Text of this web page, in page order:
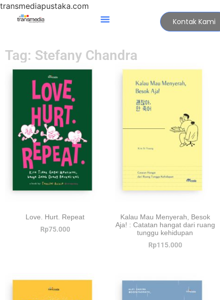
transmediapustaka.com
Kontak Kami
Tag: Stefany Chandra
Love. Hurt. Repeat
Rp75.000
Kalau Mau Menyerah, Besok
Aja! : Catatan hangat dari ruang
tunggu kehidupan
Rp115.000